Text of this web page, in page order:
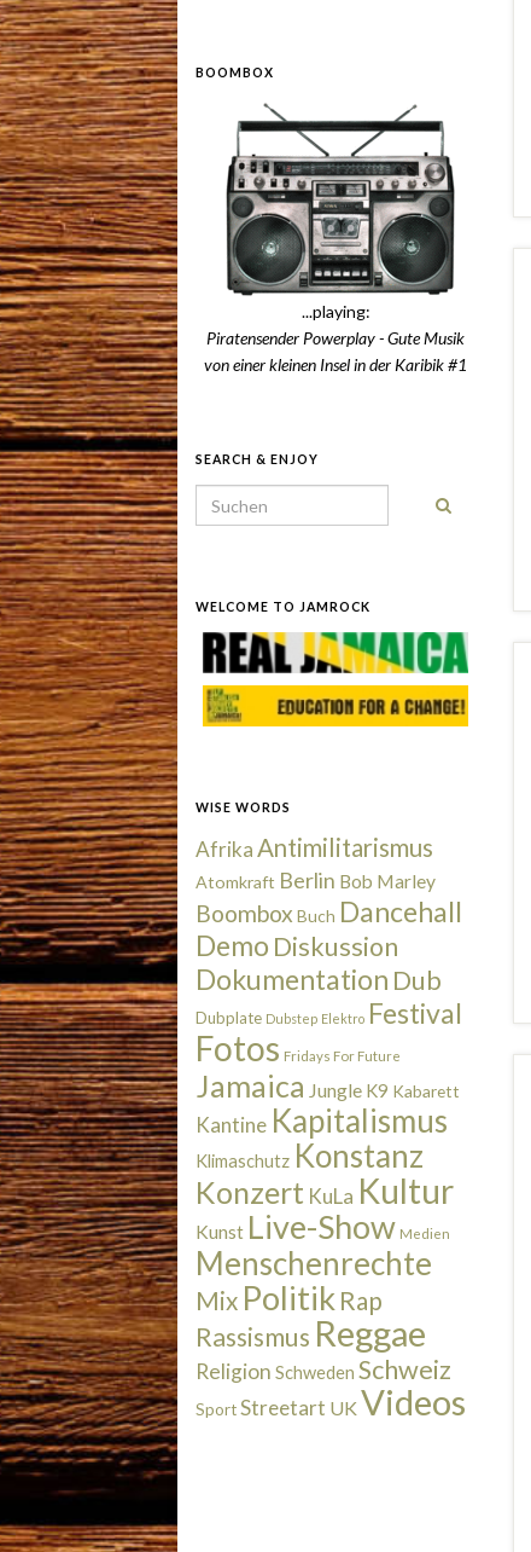
BOOMBOX
...playing:
Piratensender Powerplay - Gute Musik
von einer kleinen Insel in der Karibik #1
SEARCH & ENJOY
Search for:
WELCOME TO JAMROCK
WISE WORDS
AfrikaAntimilitarismus
Atomkraft Berlin Bob Marley
Boombox Buch Dancehall
Demo Diskussion
Dokumentation Dub
Dubplate Dubstep Elektro Festival
Fotos Fridays For Future
Jamaica Jungle K9 Kabarett
Kantine Kapitalismus
Klimaschutz Konstanz
Konzert KuLa Kultur
Kunst Live-Show Medien
Menschenrechte
Mix Politik Rap
Rassismus Reggae
Religion Schweden Schweiz
SportStreetart UKVideos